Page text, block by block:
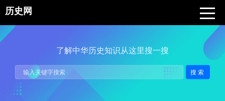
历史网
了解中华历史知识从这里搜一搜
搜索